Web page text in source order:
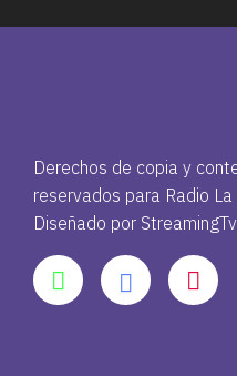
Derechos de copia y
reservados para Radio
Diseñado por